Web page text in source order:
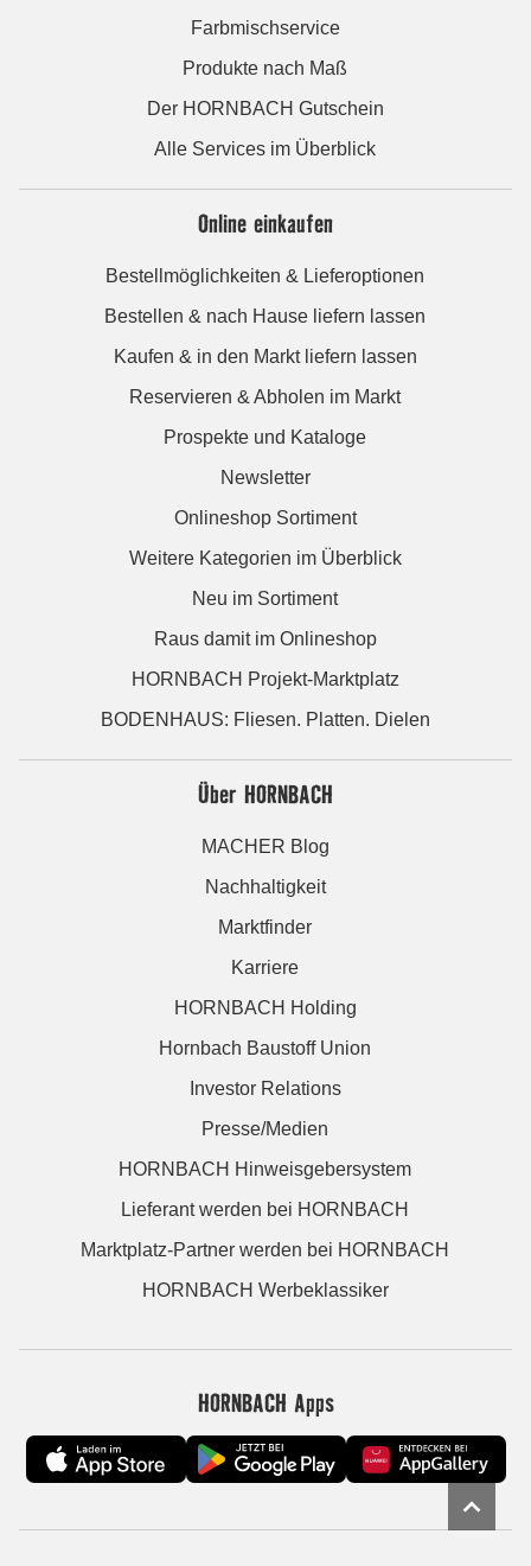
Farbmischservice
Produkte nach Maß
Der HORNBACH Gutschein
Alle Services im Überblick
Online einkaufen
Bestellmöglichkeiten & Lieferoptionen
Bestellen & nach Hause liefern lassen
Kaufen & in den Markt liefern lassen
Reservieren & Abholen im Markt
Prospekte und Kataloge
Newsletter
Onlineshop Sortiment
Weitere Kategorien im Überblick
Neu im Sortiment
Raus damit im Onlineshop
HORNBACH Projekt-Marktplatz
BODENHAUS: Fliesen. Platten. Dielen
Über HORNBACH
MACHER Blog
Nachhaltigkeit
Marktfinder
Karriere
HORNBACH Holding
Hornbach Baustoff Union
Investor Relations
Presse/Medien
HORNBACH Hinweisgebersystem
Lieferant werden bei HORNBACH
Marktplatz-Partner werden bei HORNBACH
HORNBACH Werbeklassiker
HORNBACH Apps